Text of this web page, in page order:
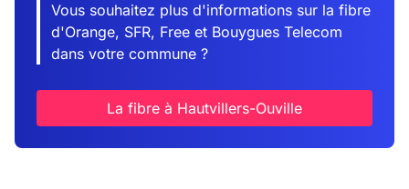
Vous souhaitez plus d'informations sur la fibre
d'Orange, SFR, Free et Bouygues Telecom
dans votre commune ?
La fibre à Hautvillers-Ouville